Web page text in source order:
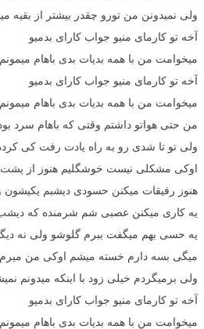
ولی نمیدونن من تورو چقدر بیشتر از بقیه
آخه تو کارمای منیو جواب کارای بدمیو
میخوامت من با همه بدیات بدی باهام
آخه تو کارمای منیو جواب کارای بدمیو
میخوامت من با همه بدیات بدی باهام
من حتی هواتو داشتم وقتی که باهام سرد
ولی تو تا شدی رو به راه یادت رفت کی کرده
اوکی مشکلی نیست خوشگلیم هنوز از پشت
هنوز رفیقات میکنن حسودی دیشبم یکیشون
یه کاری میکنن عصبی شم شرمنده که
یه حسی بهم میگفت ببرم گلوشو ولی نه
میگی بسه دارم خسته میشم اوکی من میرم
ولی برمیگردم خیلی زود با اینکه میدونم
آخه تو کارمای منیو جواب کارای بدمیو
میخوامت من با همه بدیات بدی باهام